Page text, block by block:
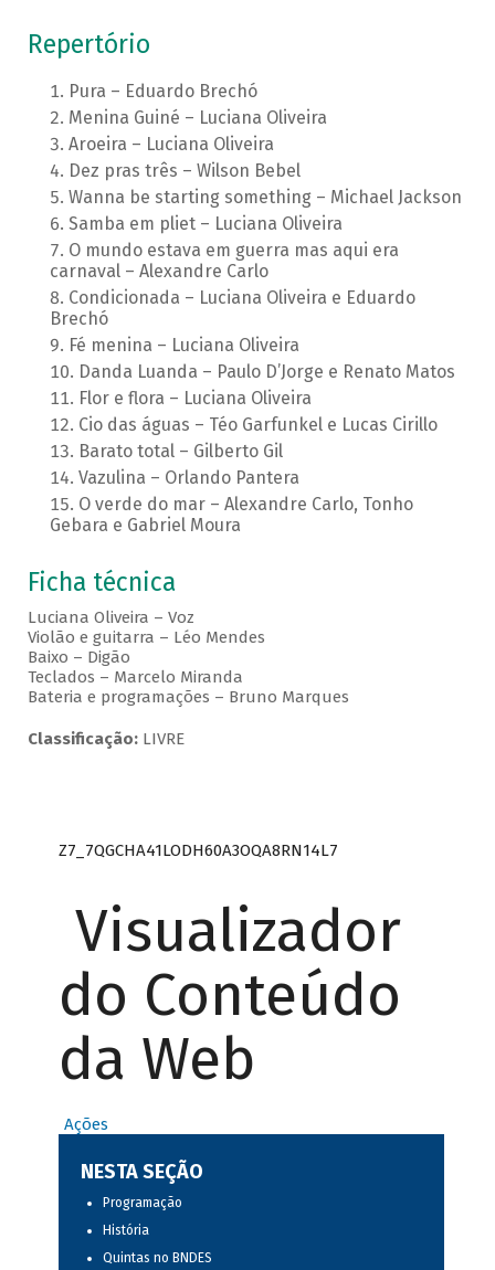
Repertório
Pura – Eduardo Brechó
Menina Guiné – Luciana Oliveira
Aroeira – Luciana Oliveira
Dez pras três – Wilson Bebel
Wanna be starting something – Michael Jackson
Samba em pliet – Luciana Oliveira
O mundo estava em guerra mas aqui era
carnaval – Alexandre Carlo
Condicionada – Luciana Oliveira e Eduardo
Brechó
Fé menina – Luciana Oliveira
Danda Luanda – Paulo D’Jorge e Renato Matos
Flor e flora – Luciana Oliveira
Cio das águas – Téo Garfunkel e Lucas Cirillo
Barato total – Gilberto Gil
Vazulina – Orlando Pantera
O verde do mar – Alexandre Carlo, Tonho
Gebara e Gabriel Moura
Ficha técnica
Luciana Oliveira – Voz
Violão e guitarra – Léo Mendes
Baixo – Digão
Teclados – Marcelo Miranda
Bateria e programações – Bruno Marques
Classificação:LIVRE
Z7_7QGCHA41LODH60A3OQA8RN14L7
Visualizador
do Conteúdo
da Web
Ações
NESTA SEÇÃO
Programação
História
Quintas no BNDES